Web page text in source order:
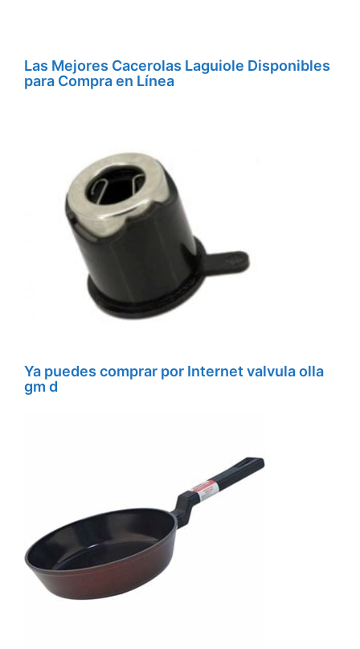
Las Mejores Cacerolas Laguiole Disponibles
para Compra en Línea
Ya puedes comprar por Internet valvula olla
gm d